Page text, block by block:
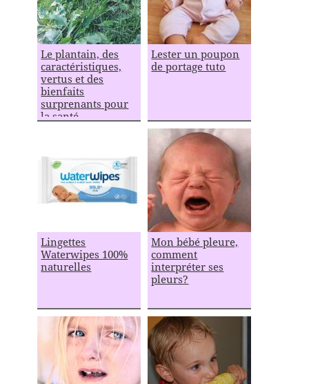
Le plantain, des
caractéristiques,
vertus et des
bienfaits
surprenants pour
la santé
Lester un poupon
de portage tuto
Lingettes
Waterwipes 100%
naturelles
Mon bébé pleure,
comment
interpréter ses
pleurs?